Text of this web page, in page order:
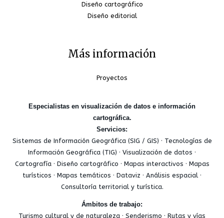
Diseño cartográfico
Diseño editorial
Más información
Proyectos
Especialistas en visualización de datos e información
cartográfica.
Servicios:
Sistemas de Información Geográfica (SIG / GIS) · Tecnologías de
Información Geográfica (TIG) · Visualización de datos ·
Cartografía · Diseño cartográfico · Mapas interactivos · Mapas
turísticos · Mapas temáticos · Dataviz · Análisis espacial ·
Consultoría territorial y turística.
Ámbitos de trabajo:
Turismo cultural y de naturaleza · Senderismo · Rutas y vías